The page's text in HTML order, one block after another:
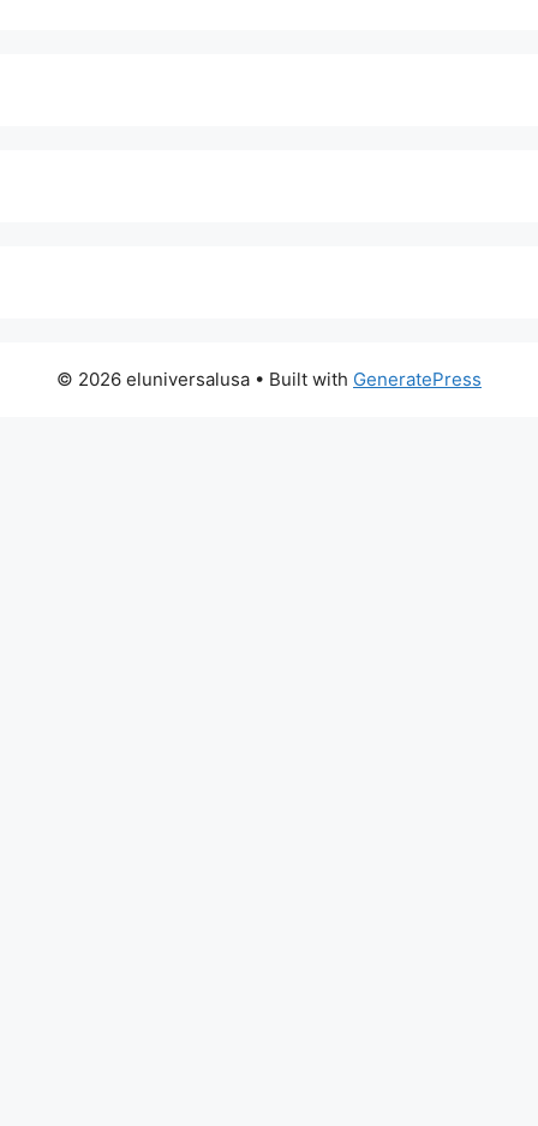
© 2026 eluniversalusa • Built with GeneratePress